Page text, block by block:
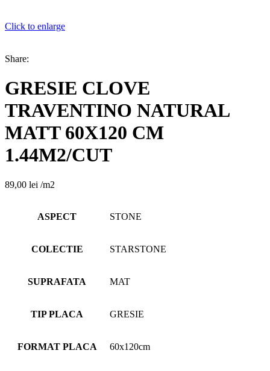
Click to enlarge
Share:
GRESIE CLOVE
TRAVENTINO NATURAL
MATT 60X120 CM
1.44M2/CUT
89,00 lei /m2
ASPECT STONE
COLECTIE STARSTONE
SUPRAFATA MAT
TIP PLACA GRESIE
FORMAT PLACA 60x120cm